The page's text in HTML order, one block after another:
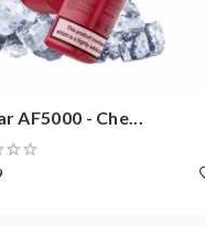
AF5000 - Che...